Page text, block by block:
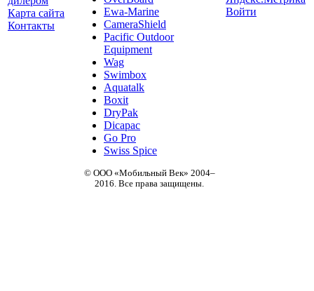
Карта сайта
Контакты
Ewa-Marine
CameraShield
Pacific Outdoor
Equipment
Wag
Swimbox
Aquatalk
Boxit
DryPak
Dicapac
Go Pro
Swiss Spice
© ООО «Мобильный Век» 2004–
2016. Все права защищены.
Войти